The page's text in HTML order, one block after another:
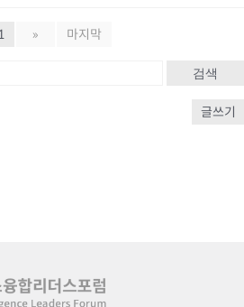
» 마지막
검색
글쓰기